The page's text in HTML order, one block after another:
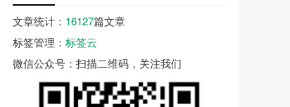
文章统计 ： 16127篇文章
标签管理 ： 标签云
微信公众号 ：扫描二维码，关注我们